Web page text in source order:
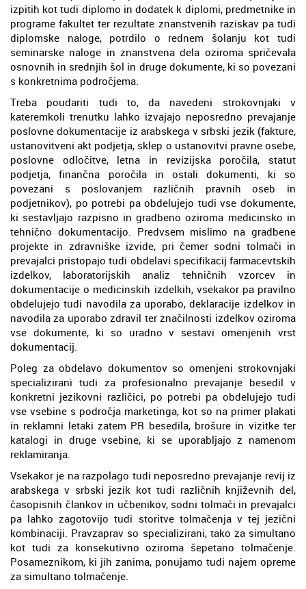
izpitih kot tudi diplomo in dodatek k diplomi, predmetnike in
programe fakultet ter rezultate znanstvenih raziskav pa tudi
diplomske naloge, potrdilo o rednem šolanju kot tudi
seminarske naloge in znanstvena dela oziroma spričevala
osnovnih in srednjih šol in druge dokumente, ki so povezani
s konkretnima področjema.
Treba poudariti tudi to, da navedeni strokovnjaki v
kateremkoli trenutku lahko izvajajo neposredno prevajanje
poslovne dokumentacije iz arabskega v srbski jezik (fakture,
ustanovitveni akt podjetja, sklep o ustanovitvi pravne osebe,
poslovne odločitve, letna in revizijska poročila, statut
podjetja, finančna poročila in ostali dokumenti, ki so
povezani s poslovanjem različnih pravnih oseb in
podjetnikov), po potrebi pa obdelujejo tudi vse dokumente,
ki sestavljajo razpisno in gradbeno oziroma medicinsko in
tehnično dokumentacijo. Predvsem mislimo na gradbene
projekte in zdravniške izvide, pri čemer sodni tolmači in
prevajalci pristopajo tudi obdelavi specifikacij farmacevtskih
izdelkov, laboratorijskih analiz tehničnih vzorcev in
dokumentacije o medicinskih izdelkih, vsekakor pa pravilno
obdelujejo tudi navodila za uporabo, deklaracije izdelkov in
navodila za uporabo zdravil ter značilnosti izdelkov oziroma
vse dokumente, ki so uradno v sestavi omenjenih vrst
dokumentacij.
Poleg za obdelavo dokumentov so omenjeni strokovnjaki
specializirani tudi za profesionalno prevajanje besedil v
konkretni jezikovni različici, po potrebi pa obdelujejo tudi
vse vsebine s področja marketinga, kot so na primer plakati
in reklamni letaki zatem PR besedila, brošure in vizitke ter
katalogi in druge vsebine, ki se uporabljajo z namenom
reklamiranja.
Vsekakor je na razpolago tudi neposredno prevajanje revij iz
arabskega v srbski jezik kot tudi različnih književnih del,
časopisnih člankov in učbenikov, sodni tolmači in prevajalci
pa lahko zagotovijo tudi storitve tolmačenja v tej jezični
kombinaciji. Pravzaprav so specializirani, tako za simultano
kot tudi za konsekutivno oziroma šepetano tolmačenje.
Posameznikom, ki jih zanima, ponujamo tudi najem opreme
za simultano tolmačenje.